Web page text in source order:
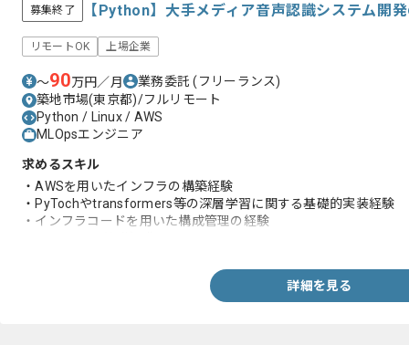
募集終了 【Python】大手メディア音声認識システム開
リモートOK 上場企業
〜90万円／月 業務委託(フリーランス)
築地市場(東京都)/フルリモート
Python / Linux / AWS
MLOpsエンジニア
求めるスキル
・AWSを用いたインフラの構築経験
・PyTochやtransformers等の深層学習に関する基礎的実装経験
・インフラコードを用いた構成管理の経験
詳細を見る